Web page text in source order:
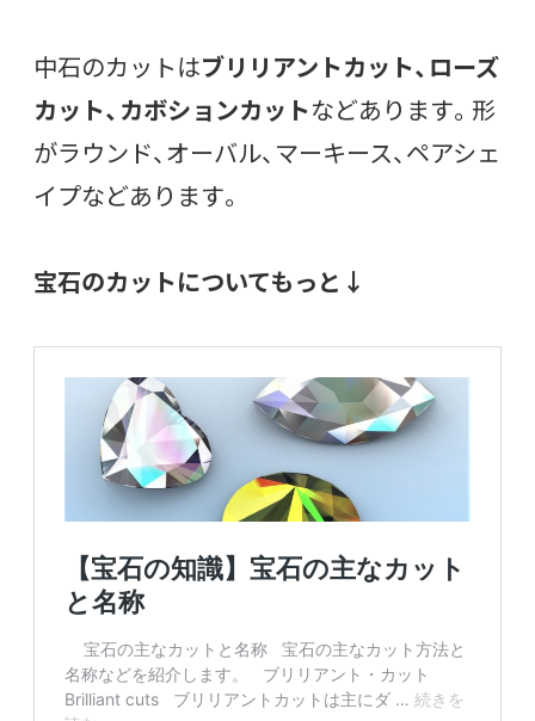
中石のカットはブリリアントカット、ローズ
カット、カボションカットなどあります。形
がラウンド、オーバル、マーキース、ペアシェ
イプなどあります。
宝石のカットについてもっと↓